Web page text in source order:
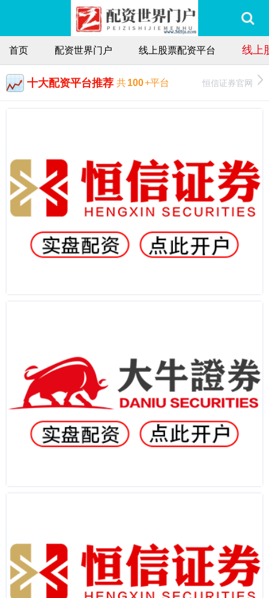
首页 配资世界门户 线上股票配资平台 线上
十大配资平台推荐 共100+平台 恒信证券官网